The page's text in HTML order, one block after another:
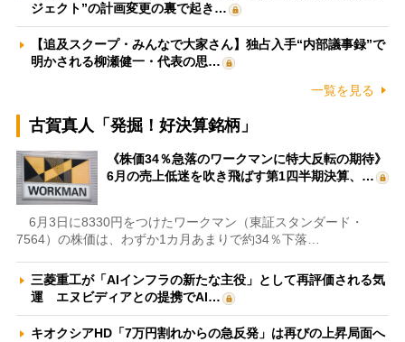
ジェクト”の計画変更の裏で起き…
【追及スクープ・みんなで大家さん】独占入手“内部議事録”で
明かされる柳瀬健一・代表の思…
一覧を見る
古賀真人「発掘！好決算銘柄」
《株価34％急落のワークマンに特大反転の期待》
6月の売上低迷を吹き飛ばす第1四半期決算、…
6月3日に8330円をつけたワークマン（東証スタンダード・
7564）の株価は、わずか1カ月あまりで約34％下落…
三菱重工が「AIインフラの新たな主役」として再評価される気
運 エヌビディアとの提携でAI…
キオクシアHD「7万円割れからの急反発」は再びの上昇局面へ